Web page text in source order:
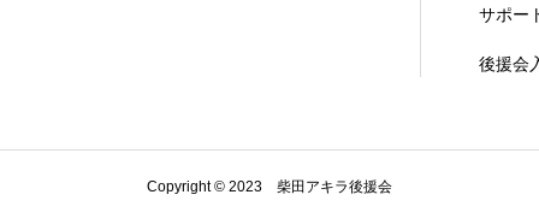
サポー
後援会
Copyright © 2023 柴田アキラ後援会